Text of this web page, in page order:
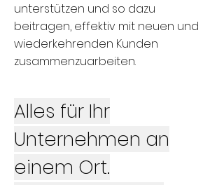
unterstützen und so dazu
beitragen, effektiv mit neuen und
wiederkehrenden Kunden
zusammenzuarbeiten.
Alles für Ihr
Unternehmen an
einem Ort.